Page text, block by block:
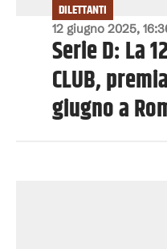
12 giugno 2025,
DILETTANTI
Serie D: La
CLUB,
giugno a